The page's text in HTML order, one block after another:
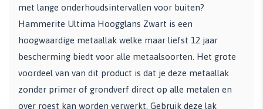
met lange onderhoudsintervallen voor buiten?
Hammerite Ultima Hoogglans Zwart is een
hoogwaardige metaallak welke maar liefst 12 jaar
bescherming biedt voor alle metaalsoorten. Het grote
voordeel van van dit product is dat je deze metaallak
zonder primer of grondverf direct op alle metalen en
over roest kan worden verwerkt. Gebruik deze lak